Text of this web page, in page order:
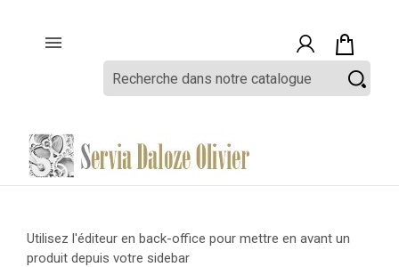

Utilisez l'éditeur en back-office pour mettre en avant un
produit depuis votre sidebar